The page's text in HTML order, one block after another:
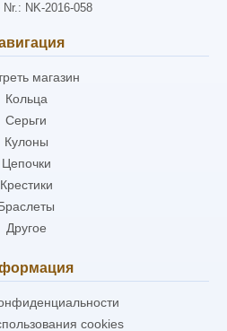
Nr.: NK-2016-058
магазин
Кольца
Серьги
Кулоны
Цепочки
Крестики
Другое
cookies